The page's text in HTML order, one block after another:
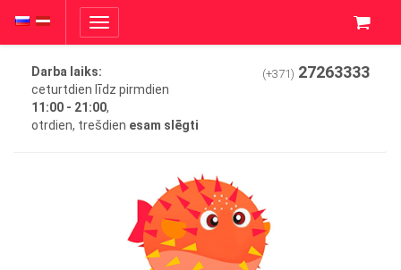
Toggle
navigation
Darba laiks:
ceturtdien līdz pirmdien
11:00 - 21:00,
otrdien, trešdien esam slēgti
(+371) 27263333